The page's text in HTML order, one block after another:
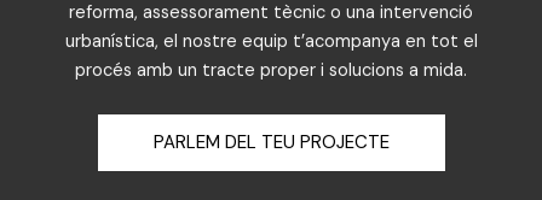
reforma, assessorament tècnic o una intervenció
urbanística, el nostre equip t’acompanya en tot el
procés amb un tracte proper i solucions a mida.
PARLEM DEL TEU PROJECTE